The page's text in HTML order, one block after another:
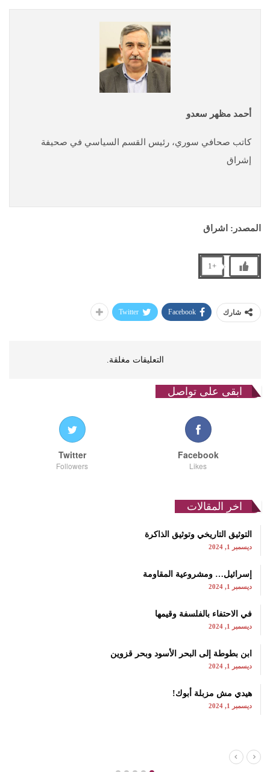
أحمد مظهر سعدو
كاتب صحافي سوري، رئيس القسم السياسي في صحيفة
إشراق
المصدر: اشراق
+1
شارك Facebook
Twitter
التعليقات مغلقة.
ابقى على تواصل
Facebook
Likes
Twitter
Followers
اخر المقالات
التوثيق التاريخي وتوثيق الذاكرة
ديسمبر 1, 2024
إسرائيل… ومشروعية المقاومة
ديسمبر 1, 2024
في الاحتفاء بالفلسفة وقيمها
ديسمبر 1, 2024
ابن بطوطة إلى البحر الأسود وبحر قزوين
ديسمبر 1, 2024
هيدي مش مزبلة أبوك!
ديسمبر 1, 2024